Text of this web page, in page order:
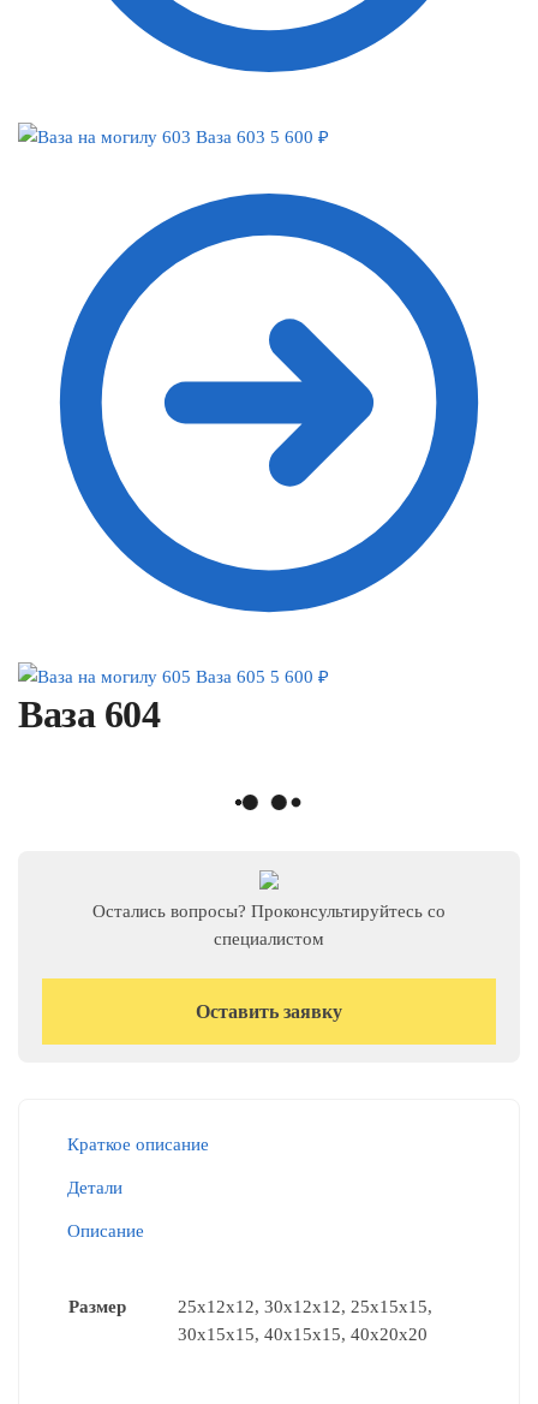
Ваза 603 5 600 ₽
Ваза 605 5 600 ₽
Ваза 604
Остались вопросы? Проконсультируйтесь со
специалистом
Оставить заявку
Краткое описание
Детали
Описание
Размер
25х12х12, 30x12x12, 25x15x15,
30x15x15, 40x15x15, 40x20x20